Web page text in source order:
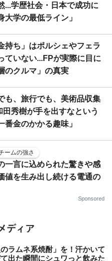
...学歴社会・日本で成功に
大学の最低ライン」
持ち」はポルシェやフェラ
ていない...FPが実際に目に
のクルマ」の真実
も、旅行でも、美術品収集
田秀樹が手を出すなという
番金のかかる趣味」
ームの強さ
一言に込められた驚きや感
値を生み出し続ける電通の
Sponsored
ラムネ系焼酎」を！汗かいて
出た瞬間にシュワっと飲みた